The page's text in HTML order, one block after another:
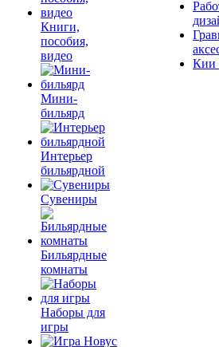
Книги,
пособия,
видео
Мини-
бильярд
Интерьер
бильярдной
Сувениры
Бильярдные
комнаты
Наборы для
игры
Кии